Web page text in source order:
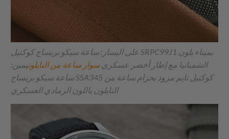
على اليسار: ساعة سيكو بريساج كوكتيل SRPC99J1 بميناء بلون
الشمبانيا مع إطار أخضر عسكريسوار ساعة من النايلونيمين:
ساعة سيكو بريساج SSA345 كوكتيل تايم مزود بحزام ساعة من
النايلون باللون الرمادي العسكري